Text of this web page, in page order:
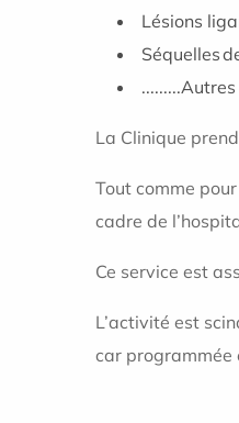
Lésions
Séquelles
.........Autres
La Clinique
Tout comme
cadre de
Ce service est
L’activité est
car programmée